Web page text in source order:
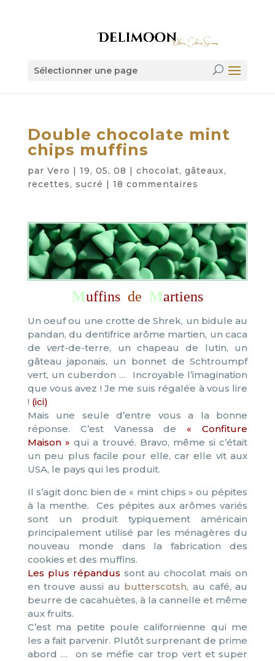
Sélectionner une page
Double chocolate mint
chips muffins
par Vero | 19, 05, 08 | chocolat, gâteaux,
recettes, sucré | 18 commentaires
Muffins de Martiens
Un oeuf ou une crotte de Shrek, un bidule au
pandan, du dentifrice arôme martien, un caca
de vert-de-terre, un chapeau de lutin, un
gâteau japonais, un bonnet de Schtroumpf
vert, un cuberdon … Incroyable l’imagination
que vous avez ! Je me suis régalée à vous lire
! (ici)
Mais une seule d’entre vous a la bonne
réponse. C’est Vanessa de « Confiture
Maison » qui a trouvé. Bravo, même si c’était
un peu plus facile pour elle, car elle vit aux
USA, le pays qui les produit.
Il s’agit donc bien de « mint chips » ou pépites
à la menthe. Ces pépites aux arômes variés
sont un produit typiquement américain
principalement utilisé par les ménagères du
nouveau monde dans la fabrication des
cookies et des muffins.
Les plus répandus sont au chocolat mais on
en trouve aussi au butterscotsh, au café, au
beurre de cacahuètes, à la cannelle et même
aux fruits.
C’est ma petite poule californienne qui me
les a fait parvenir. Plutôt surprenant de prime
abord … on se méfie car trop vert et super